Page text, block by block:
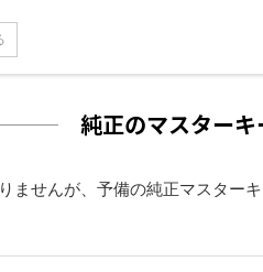
純正のマスター
ませんが、予備の純正マスター